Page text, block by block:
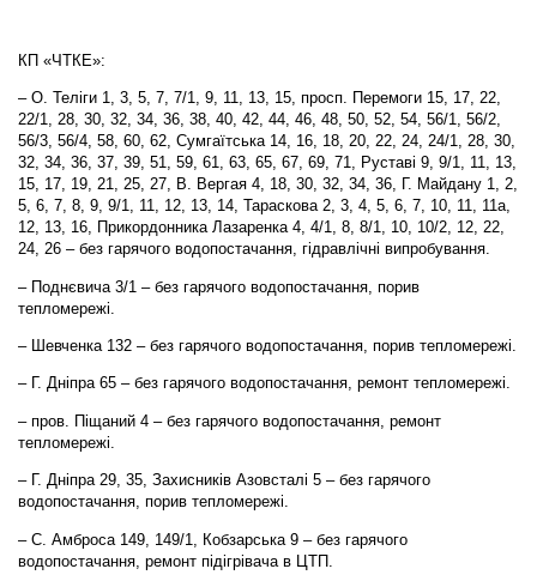
КП «ЧТКЕ»:
– О. Теліги 1, 3, 5, 7, 7/1, 9, 11, 13, 15, просп. Перемоги 15, 17, 22,
22/1, 28, 30, 32, 34, 36, 38, 40, 42, 44, 46, 48, 50, 52, 54, 56/1, 56/2,
56/3, 56/4, 58, 60, 62, Сумгаїтська 14, 16, 18, 20, 22, 24, 24/1, 28, 30,
32, 34, 36, 37, 39, 51, 59, 61, 63, 65, 67, 69, 71, Руставі 9, 9/1, 11, 13,
15, 17, 19, 21, 25, 27, В. Вергая 4, 18, 30, 32, 34, 36, Г. Майдану 1, 2,
5, 6, 7, 8, 9, 9/1, 11, 12, 13, 14, Тараскова 2, 3, 4, 5, 6, 7, 10, 11, 11а,
12, 13, 16, Прикордонника Лазаренка 4, 4/1, 8, 8/1, 10, 10/2, 12, 22,
24, 26 – без гарячого водопостачання, гідравлічні випробування.
– Поднєвича 3/1 – без гарячого водопостачання, порив
тепломережі.
– Шевченка 132 – без гарячого водопостачання, порив тепломережі.
– Г. Дніпра 65 – без гарячого водопостачання, ремонт тепломережі.
– пров. Піщаний 4 – без гарячого водопостачання, ремонт
тепломережі.
– Г. Дніпра 29, 35, Захисників Азовсталі 5 – без гарячого
водопостачання, порив тепломережі.
– С. Амброса 149, 149/1, Кобзарська 9 – без гарячого
водопостачання, ремонт підігрівача в ЦТП.